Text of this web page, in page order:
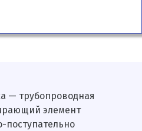
— трубопроводная
элемент
поступательно